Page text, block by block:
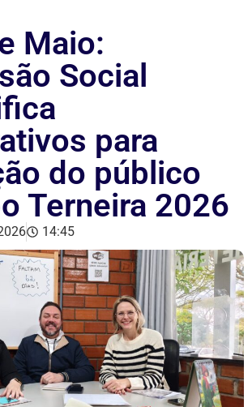
Maio:
Social
para
do público
Terneira 2026
14:45